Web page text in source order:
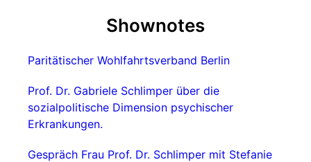
Shownotes
Paritätischer Wohlfahrtsverband Berlin
Prof. Dr. Gabriele Schlimper über die
sozialpolitische Dimension psychischer
Erkrankungen.
Gespräch Frau Prof. Dr. Schlimper mit Stefanie